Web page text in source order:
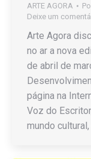
ARTE AGORA
Deixe um
Arte Agora
no ar a nova
de abril de
página na
Voz do
mundo cultural,